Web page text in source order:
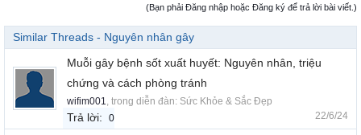
(Bạn phải Đăng nhập hoặc Đăng ký để trả lời bài viết.)
Similar Threads - Nguyên nhân gây
Muỗi gây bệnh sốt xuất huyết: Nguyên nhân, triệu
chứng và cách phòng tránh
wifim001 , trong diễn đàn: Sức Khỏe & Sắc Đẹp
Trả lời: 0 22/6/24